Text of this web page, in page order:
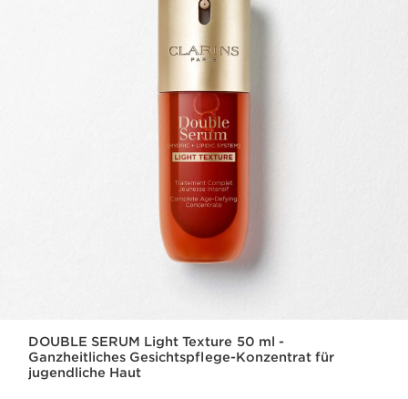
DOUBLE SERUM Light Texture 50 ml -
Ganzheitliches Gesichtspflege-Konzentrat für
jugendliche Haut